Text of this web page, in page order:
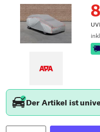
Der Artikel ist